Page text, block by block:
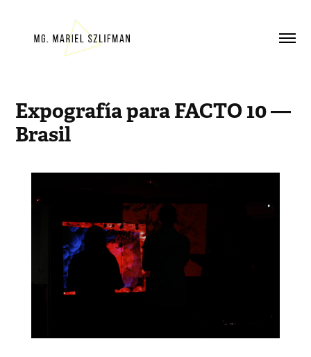
Expografía para FACTO 10 —
Brasil